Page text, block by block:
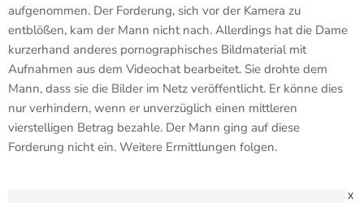
aufgenommen. Der Forderung, sich vor der Kamera zu
entblößen, kam der Mann nicht nach. Allerdings hat die Dame
kurzerhand anderes pornographisches Bildmaterial mit
Aufnahmen aus dem Videochat bearbeitet. Sie drohte dem
Mann, dass sie die Bilder im Netz veröffentlicht. Er könne dies
nur verhindern, wenn er unverzüglich einen mittleren
vierstelligen Betrag bezahle. Der Mann ging auf diese
Forderung nicht ein. Weitere Ermittlungen folgen.
X